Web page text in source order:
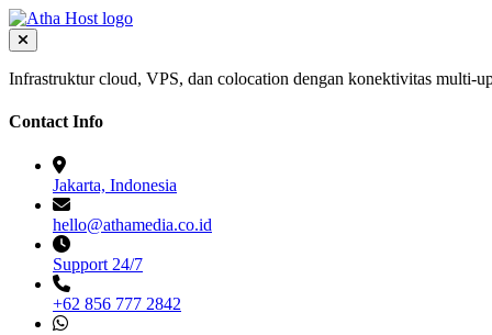
Infrastruktur cloud, VPS, dan colocation dengan konektivitas multi-
Contact Info
Jakarta, Indonesia
hello@athamedia.co.id
Support 24/7
+62 856 777 2842